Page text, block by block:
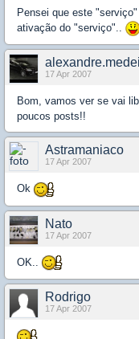
Pensei que este
ativação do "serviço"..
17 Apr 2007
Bom, vamos ver se vai
poucos posts!!
Astramaniaco
17 Apr 2007
Ok
Nato
17 Apr 2007
OK..
Rodrigo
17 Apr 2007